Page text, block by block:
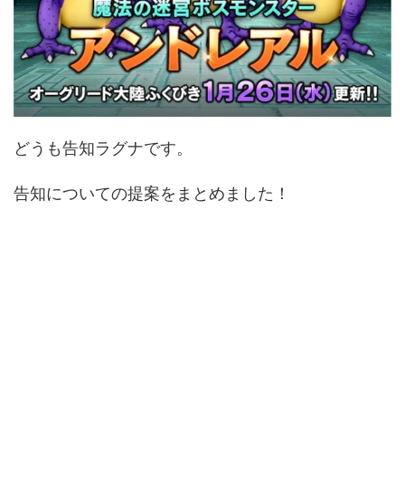
どうも告知ラグナです。
告知についての提案をまとめました！